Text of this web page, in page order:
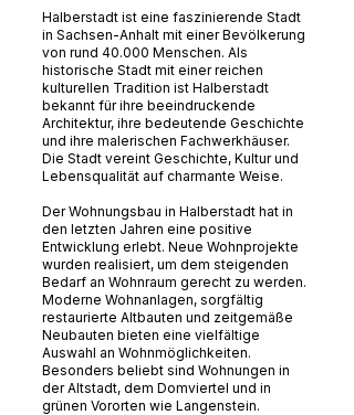
Halberstadt ist eine faszinierende Stadt
in Sachsen-Anhalt mit einer Bevölkerung
von rund 40.000 Menschen. Als
historische Stadt mit einer reichen
kulturellen Tradition ist Halberstadt
bekannt für ihre beeindruckende
Architektur, ihre bedeutende Geschichte
und ihre malerischen Fachwerkhäuser.
Die Stadt vereint Geschichte, Kultur und
Lebensqualität auf charmante Weise.
Der Wohnungsbau in Halberstadt hat in
den letzten Jahren eine positive
Entwicklung erlebt. Neue Wohnprojekte
wurden realisiert, um dem steigenden
Bedarf an Wohnraum gerecht zu werden.
Moderne Wohnanlagen, sorgfältig
restaurierte Altbauten und zeitgemäße
Neubauten bieten eine vielfältige
Auswahl an Wohnmöglichkeiten.
Besonders beliebt sind Wohnungen in
der Altstadt, dem Domviertel und in
grünen Vororten wie Langenstein.